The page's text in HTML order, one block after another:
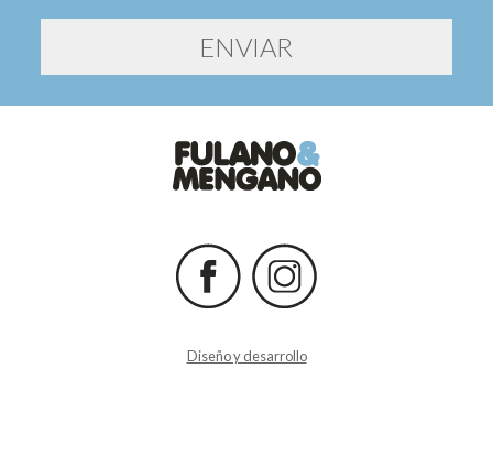
Diseño y desarrollo